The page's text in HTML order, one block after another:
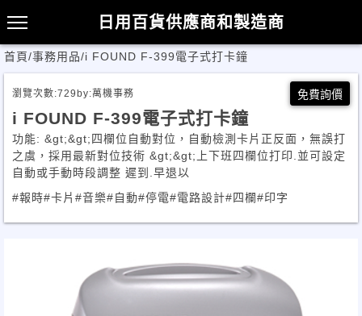
日用百貨供應商和製造商
首頁/事務用品/i FOUND F-399電子式打卡鐘
瀏覽次數:729 by:萬機事務 免費詢價
i FOUND F-399電子式打卡鐘
功能: &gt;&gt;四欄位自動對位，自動檢測卡片正反面，無誤打
之虞，採用最新對位技術 &gt;&gt;上下班四欄位打印.並可設定
自動或手動時段調整 遲到.早退以
#報時#卡片 #音樂#自動#停電#電路設計#四欄#印字